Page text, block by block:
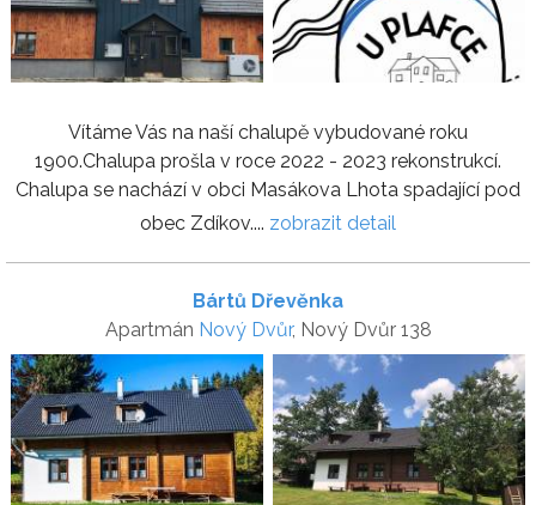
Vítáme Vás na naší chalupě vybudované roku
1900.Chalupa prošla v roce 2022 - 2023 rekonstrukcí.
Chalupa se nachází v obci Masákova Lhota spadající pod
obec Zdíkov.... zobrazit detail
Bártů Dřevěnka
Apartmán Nový Dvůr, Nový Dvůr 138